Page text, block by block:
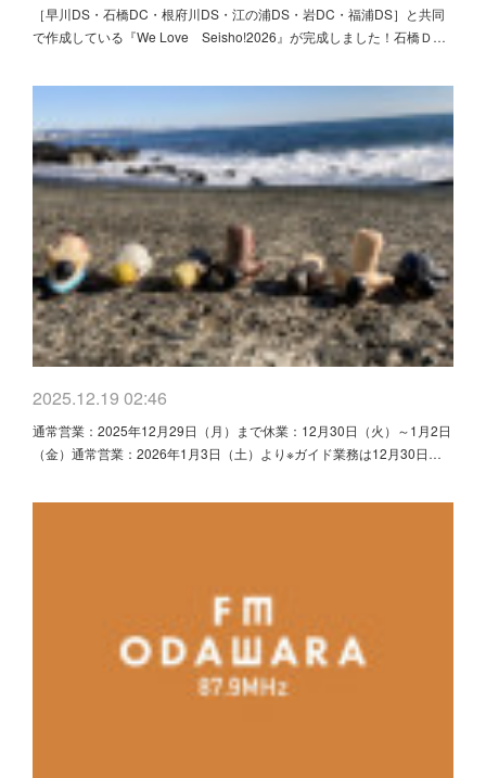
［早川DS・石橋DC・根府川DS・江の浦DS・岩DC・福浦DS］と共同
で作成している『We Love Seisho!2026』が完成しました！石橋Ｄ…
2025.12.19 02:46
通常営業：2025年12月29日（月）まで休業：12月30日（火）～1月2日
（金）通常営業：2026年1月3日（土）より※ガイド業務は12月30日…